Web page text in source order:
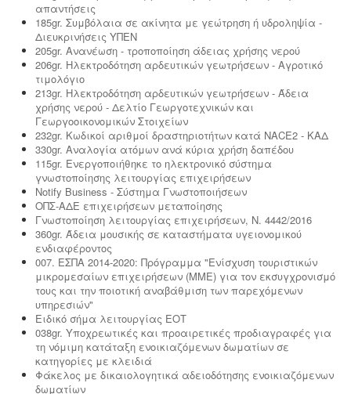
απαντήσεις
185gr. Συμβόλαια σε ακίνητα με γεώτρηση ή υδροληψία -
Διευκρινήσεις ΥΠΕΝ
205gr. Ανανέωση - τροποποίηση άδειας χρήσης νερού
206gr. Ηλεκτροδότηση αρδευτικών γεωτρήσεων - Αγροτικό
τιμολόγιο
213gr. Ηλεκτροδότηση αρδευτικών γεωτρήσεων - Άδεια
χρήσης νερού - Δελτίο Γεωργοτεχνικών και
Γεωργοοικονομικών Στοιχείων
232gr. Κωδικοί αριθμοί δραστηριοτήτων κατά NACE2 - ΚΑΔ
330gr. Αναλογία ατόμων ανά κύρια χρήση δαπέδου
115gr. Ενεργοποιήθηκε το ηλεκτρονικό σύστημα
γνωστοποίησης λειτουργίας επιχειρήσεων
Notify Business - Σύστημα Γνωστοποιήσεων
ΟΠΣ-ΑΔΕ επιχειρήσεων μεταποίησης
Γνωστοποίηση λειτουργίας επιχειρήσεων, Ν. 4442/2016
360gr. Άδεια μουσικής σε καταστήματα υγειονομικού
ενδιαφέροντος
007. ΕΣΠΑ 2014-2020: Πρόγραμμα "Ενίσχυση τουριστικών
μικρομεσαίων επιχειρήσεων (ΜΜΕ) για τον εκσυγχρονισμό
τους και την ποιοτική αναβάθμιση των παρεχόμενων
υπηρεσιών"
Ειδικό σήμα λειτουργίας ΕΟΤ
038gr. Υποχρεωτικές και προαιρετικές προδιαγραφές για
τη νόμιμη κατάταξη ενοικιαζόμενων δωματίων σε
κατηγορίες με κλειδιά
Φάκελος με δικαιολογητικά αδειοδότησης ενοικιαζόμενων
δωματίων